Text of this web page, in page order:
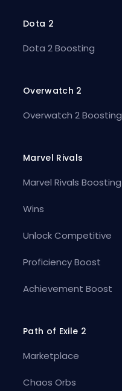
Dota 2
Dota 2 Boosting
Overwatch 2
Overwatch 2 Boosting
Marvel Rivals
Marvel Rivals Boosting
Wins
Unlock Competitive
Proficiency Boost
Achievement Boost
Path of Exile 2
Marketplace
Chaos Orbs